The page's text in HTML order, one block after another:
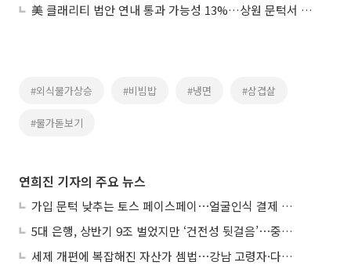
美 클래리티 법안 연내 통과 가능성 13%…상원 문턱서 제동
#외식물가상승 #비빔밥 #냉면 #삼겹살
#물가돋보기
연희진 기자의 주요 뉴스
가입 문턱 낮추는 토스 페이스페이⋯얼굴인식 결제 확산 속도낸다
5대 은행, 상반기 9조 벌었지만 ‘건전성 뒷걸음’⋯중기대출 문턱 높아지나
세제 개편에 복잡해진 자산가 셈법⋯강남 고령자·다주택자 ‘자산재편 고심’